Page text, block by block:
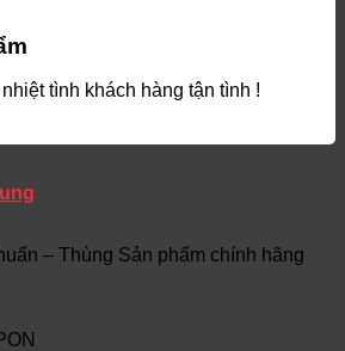
tình khách hàng tận tình !
– Thùng Sản phẩm chính hãng